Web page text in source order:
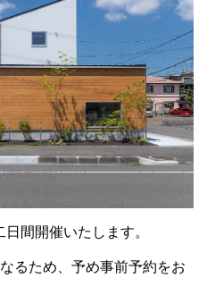
間開催いたします。
るため、予め事前予約をお